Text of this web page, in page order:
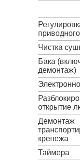
Чистка
Бака
демонтаж)
открытие
Демонтаж
крепежа
Таймера